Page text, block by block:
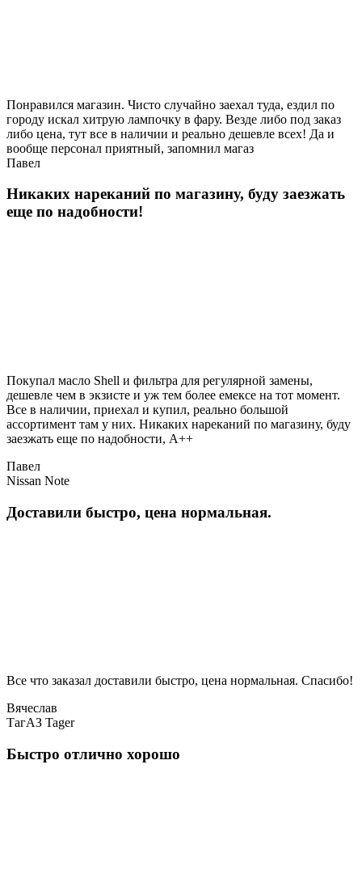
Понравился магазин. Чисто случайно заехал туда, ездил по
городу искал хитрую лампочку в фару. Везде либо под заказ
либо цена, тут все в наличии и реально дешевле всех! Да и
вообще персонал приятный, запомнил магаз
Павел
Никаких нареканий по магазину, буду заезжать
еще по надобности!
Покупал масло Shell и фильтра для регулярной замены,
дешевле чем в экзисте и уж тем более емексе на тот момент.
Все в наличии, приехал и купил, реально большой
ассортимент там у них. Никаких нареканий по магазину, буду
заезжать еще по надобности, A++
Павел
Nissan Note
Доставили быстро, цена нормальная.
Все что заказал доставили быстро, цена нормальная. Спасибо!
Вячеслав
ТагАЗ Tager
Быстро отлично хорошо